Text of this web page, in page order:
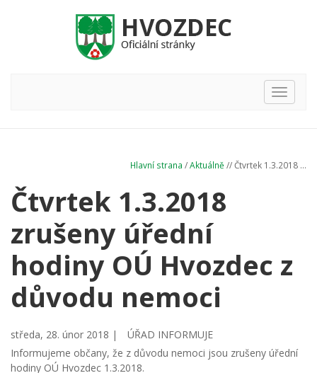
Hlavní
nabídka
Hlavní strana /Aktuálně // Čtvrtek 1.3.2018 ...
Čtvrtek 1.3.2018
zrušeny úřední
hodiny OÚ Hvozdec z
důvodu nemoci
středa, 28. únor 2018 |
ÚŘAD INFORMUJE
Informujeme občany, že z důvodu nemoci jsou zrušeny úřední
hodiny OÚ Hvozdec 1.3.2018.